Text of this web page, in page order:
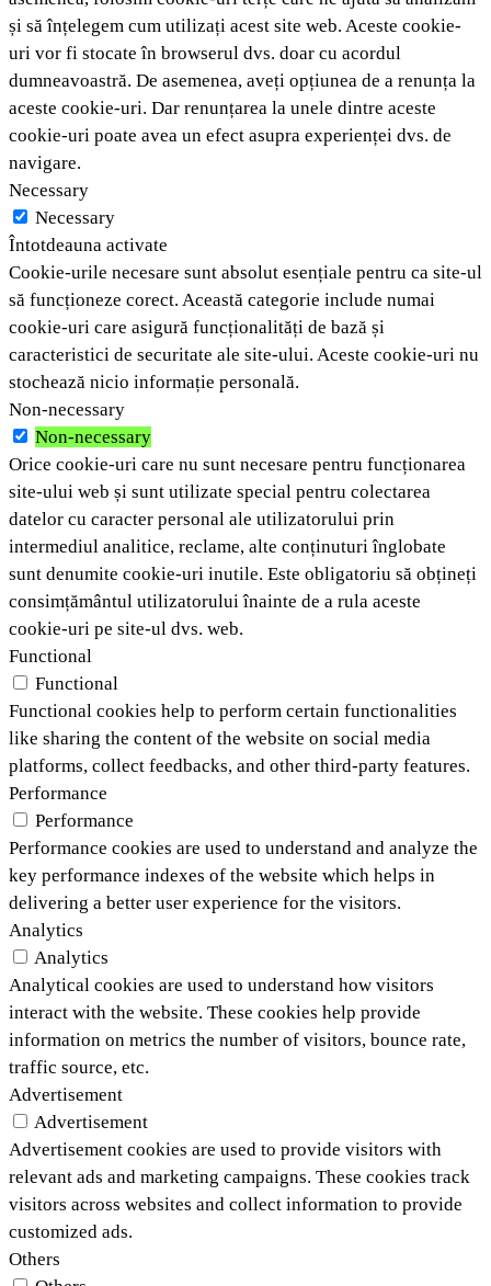
și să înțelegem cum utilizați acest site web. Aceste cookie-
uri vor fi stocate în browserul dvs. doar cu acordul
dumneavoastră. De asemenea, aveți opțiunea de a renunța la
aceste cookie-uri. Dar renunțarea la unele dintre aceste
cookie-uri poate avea un efect asupra experienței dvs. de
navigare.
Necessary
Necessary
Întotdeauna activate
Cookie-urile necesare sunt absolut esențiale pentru ca site-ul
să funcționeze corect. Această categorie include numai
cookie-uri care asigură funcționalități de bază și
caracteristici de securitate ale site-ului. Aceste cookie-uri nu
stochează nicio informație personală.
Non-necessary
Non-necessary
Orice cookie-uri care nu sunt necesare pentru funcționarea
site-ului web și sunt utilizate special pentru colectarea
datelor cu caracter personal ale utilizatorului prin
intermediul analitice, reclame, alte conținuturi înglobate
sunt denumite cookie-uri inutile. Este obligatoriu să obțineți
consimțământul utilizatorului înainte de a rula aceste
cookie-uri pe site-ul dvs. web.
Functional
Functional
Functional cookies help to perform certain functionalities
like sharing the content of the website on social media
platforms, collect feedbacks, and other third-party features.
Performance
Performance
Performance cookies are used to understand and analyze the
key performance indexes of the website which helps in
delivering a better user experience for the visitors.
Analytics
Analytics
Analytical cookies are used to understand how visitors
interact with the website. These cookies help provide
information on metrics the number of visitors, bounce rate,
traffic source, etc.
Advertisement
Advertisement
Advertisement cookies are used to provide visitors with
relevant ads and marketing campaigns. These cookies track
visitors across websites and collect information to provide
customized ads.
Others